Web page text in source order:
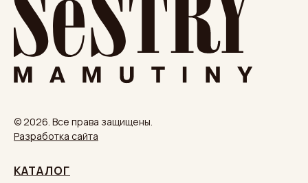
© 2026. Все права защищены.
Разработка сайта
КАТАЛОГ